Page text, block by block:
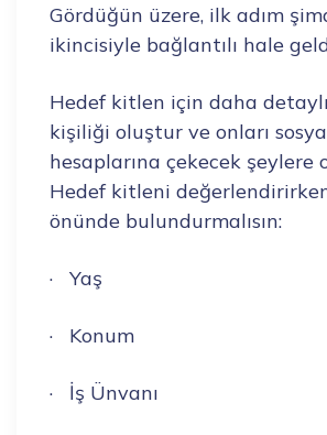
Gördüğün üzere, ilk adım
ikincisiyle bağlantılı hale
Hedef kitlen için daha detaylı
kişiliği oluştur ve onları
hesaplarına çekecek şeylere
Hedef kitleni
önünde bulundurmalısın:
· Yaş
· Konum
· İş Ünvanı